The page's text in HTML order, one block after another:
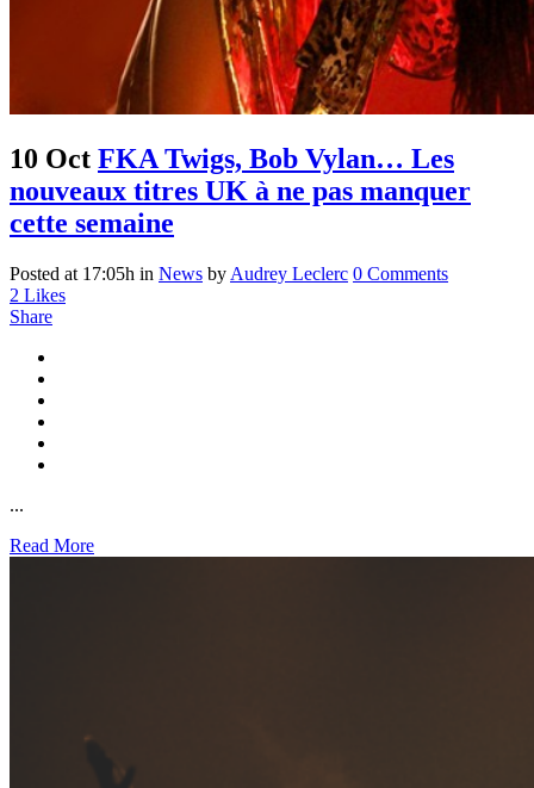
10 Oct FKA Twigs, Bob Vylan… Les
nouveaux titres UK à ne pas manquer
cette semaine
Posted at 17:05h in News by Audrey Leclerc 0 Comments
2 Likes
Share
...
Read More